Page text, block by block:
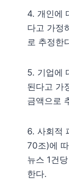
4. 개인에
다고 가정
로 추정한
5. 기업에
된다고 가
금액으로
6. 사회적
70조)에
뉴스 1건
한다.